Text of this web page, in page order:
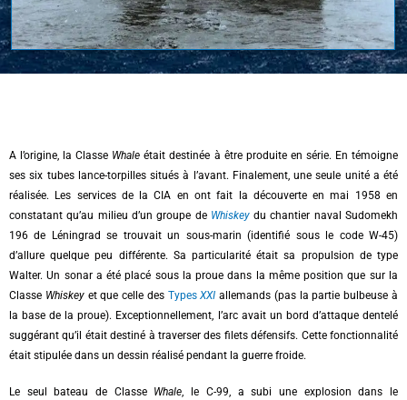
A l’origine, la Classe Whale était destinée à être produite en série. En témoigne
ses six tubes lance-torpilles situés à l’avant. Finalement, une seule unité a été
réalisée. Les services de la CIA en ont fait la découverte en mai 1958 en
constatant qu’au milieu d’un groupe de Whiskeydu chantier naval Sudomekh
196 de Léningrad se trouvait un sous-marin (identifié sous le code W-45)
d’allure quelque peu différente. Sa particularité était sa propulsion de type
Walter. Un sonar a été placé sous la proue dans la même position que sur la
Classe Whiskeyet que celle des TypesXXI allemands (pas la partie bulbeuse à
la base de la proue). Exceptionnellement, l’arc avait un bord d’attaque dentelé
suggérant qu’il était destiné à traverser des filets défensifs. Cette fonctionnalité
était stipulée dans un dessin réalisé pendant la guerre froide.
Le seul bateau de Classe Whale, le C-99, a subi une explosion dans le